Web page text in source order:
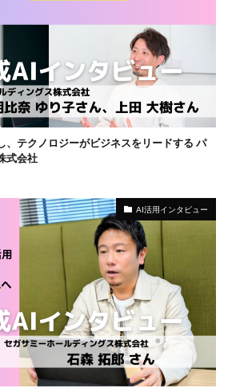
、テクノロジーがビジネスをリードする パ
式会社
AI活用インタビュー